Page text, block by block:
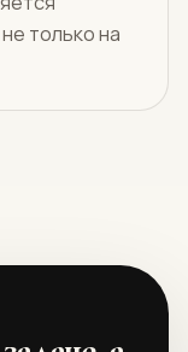
только на